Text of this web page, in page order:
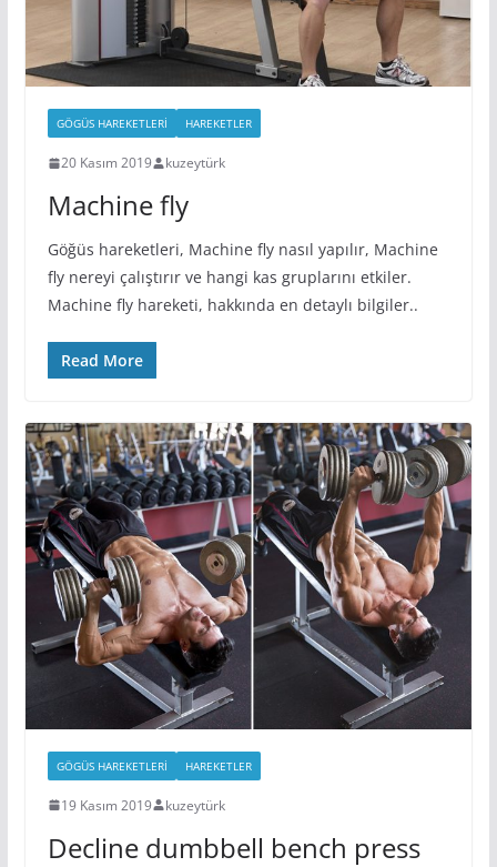
GÖGÜS HAREKETLERI HAREKETLER
20 Kasım 2019 kuzeytürk
Machine fly
Göğüs hareketleri, Machine fly nasıl yapılır, Machine
fly nereyi çalıştırır ve hangi kas gruplarını etkiler.
Machine fly hareketi, hakkında en detaylı bilgiler..
Read More
GÖGÜS HAREKETLERI HAREKETLER
19 Kasım 2019 kuzeytürk
Decline dumbbell bench press